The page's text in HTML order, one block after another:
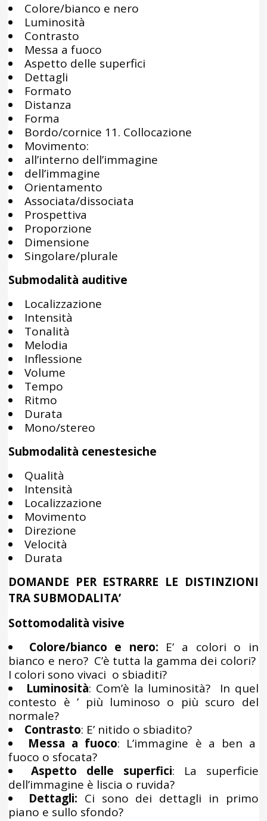
Colore/bianco e nero
Luminosità
Contrasto
Messa a fuoco
Aspetto delle superfici
Dettagli
Formato
Distanza
Forma
Bordo/cornice 11. Collocazione
Movimento:
all’interno dell’immagine
dell’immagine
Orientamento
Associata/dissociata
Prospettiva
Proporzione
Dimensione
Singolare/plurale
Submodalità auditive
Localizzazione
Intensità
Tonalità
Melodia
Inflessione
Volume
Tempo
Ritmo
Durata
Mono/stereo
Submodalità cenestesiche
Qualità
Intensità
Localizzazione
Movimento
Direzione
Velocità
Durata
DOMANDE PER ESTRARRE LE DISTINZIONI
TRA SUBMODALITA’
Sottomodalità visive
Colore/bianco e nero: E’ a colori o in
bianco e nero? C’è tutta la gamma dei colori?
I colori sono vivaci o sbiaditi?
Luminosità: Com’è la luminosità? In quel
contesto è ’ più luminoso o più scuro del
normale?
Contrasto: E’ nitido o sbiadito?
Messa a fuoco: L’immagine è a ben a
fuoco o sfocata?
Aspetto delle superfici: La superficie
dell’immagine è liscia o ruvida?
Dettagli: Ci sono dei dettagli in primo
piano e sullo sfondo?